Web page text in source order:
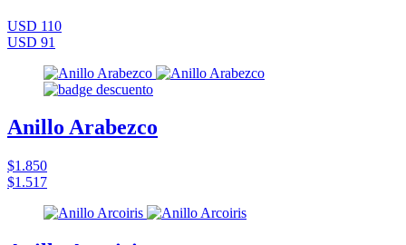
USD 110
USD 91
Anillo Arabezco
$1.850
$1.517